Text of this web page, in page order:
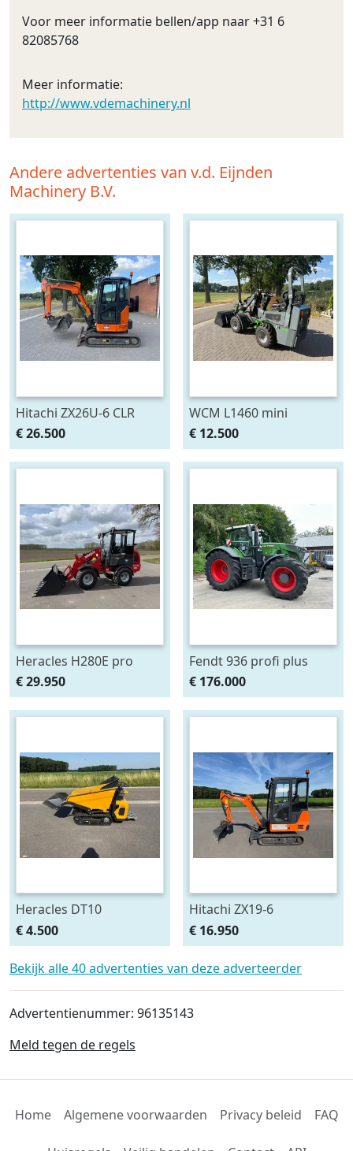
Voor meer informatie bellen/app naar +31 6
82085768
Meer informatie:
http://www.vdemachinery.nl
Andere advertenties van v.d. Eijnden
Machinery B.V.
Hitachi ZX26U-6 CLR
minigraver
graafmachine (bj 2024)
€ 26.500
WCM L1460 mini
shovel/loader
Euro/perkins Demo (bj
2025)
€ 12.500
Heracles H280E pro
shovel Nieuw! (bj 2026)
€ 29.950
Fendt 936 profi plus
Gen6 (930,933,939,942)
(bj 2020)
€ 176.000
Heracles DT10
rupsdumper / dumper /
rupskruiwagen
€ 4.500
Hitachi ZX19-6
minigraver NL machine
(bj 2022)
€ 16.950
Bekijk alle 40 advertenties van deze adverteerder
Advertentienummer: 96135143
Meld tegen de regels
Home Algemene voorwaarden Privacy beleid FAQ